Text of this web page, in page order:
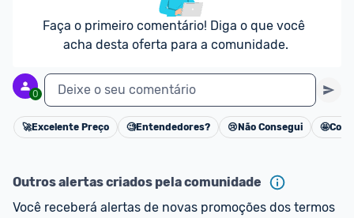
*Atualizado em Agosto/2024
Faça o primeiro comentário! Diga o que você
acha desta oferta para a comunidade.
0 Deixe o seu comentário
Cancelar
🚀Excelente Preço 🧐Entendedores? 😢 Não Consegui 🤩
Outros alertas criados pela comunidade
Você receberá alertas de novas promoções dos termos